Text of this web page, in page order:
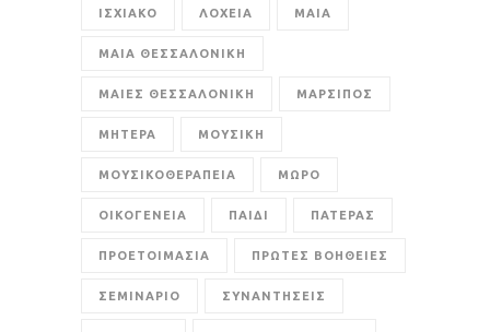
ΙΣΧΙΑΚΟ ΛΟΧΕΙΑ ΜΑΙΑ
ΜΑΙΑ ΘΕΣΣΑΛΟΝΙΚΗ
ΜΑΙΕΣ ΘΕΣΣΑΛΟΝΙΚΗ ΜΑΡΣΙΠΟΣ
ΜΗΤΕΡΑ ΜΟΥΣΙΚΗ
ΜΟΥΣΙΚΟΘΕΡΑΠΕΙΑ ΜΩΡΟ
ΟΙΚΟΓΕΝΕΙΑ ΠΑΙΔΙ ΠΑΤΕΡΑΣ
ΠΡΟΕΤΟΙΜΑΣΙΑ ΠΡΩΤΕΣ ΒΟΗΘΕΙΕΣ
ΣΕΜΙΝΑΡΙΟ ΣΥΝΑΝΤΗΣΕΙΣ